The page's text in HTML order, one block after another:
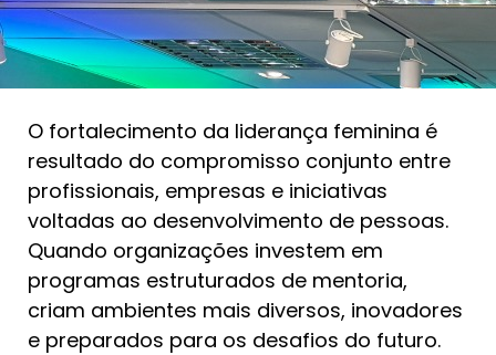
O fortalecimento da liderança feminina é
resultado do compromisso conjunto entre
profissionais, empresas e iniciativas
voltadas ao desenvolvimento de pessoas.
Quando organizações investem em
programas estruturados de mentoria,
criam ambientes mais diversos, inovadores
e preparados para os desafios do futuro.